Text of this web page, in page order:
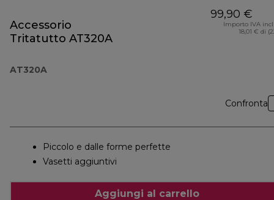
Accessorio
Tritatutto AT320A
AT320A
99,90 €
Importo IVA
18,01 € di
Confronta
Piccolo e dalle forme perfette
Vasetti aggiuntivi
Aggiungi al carrello